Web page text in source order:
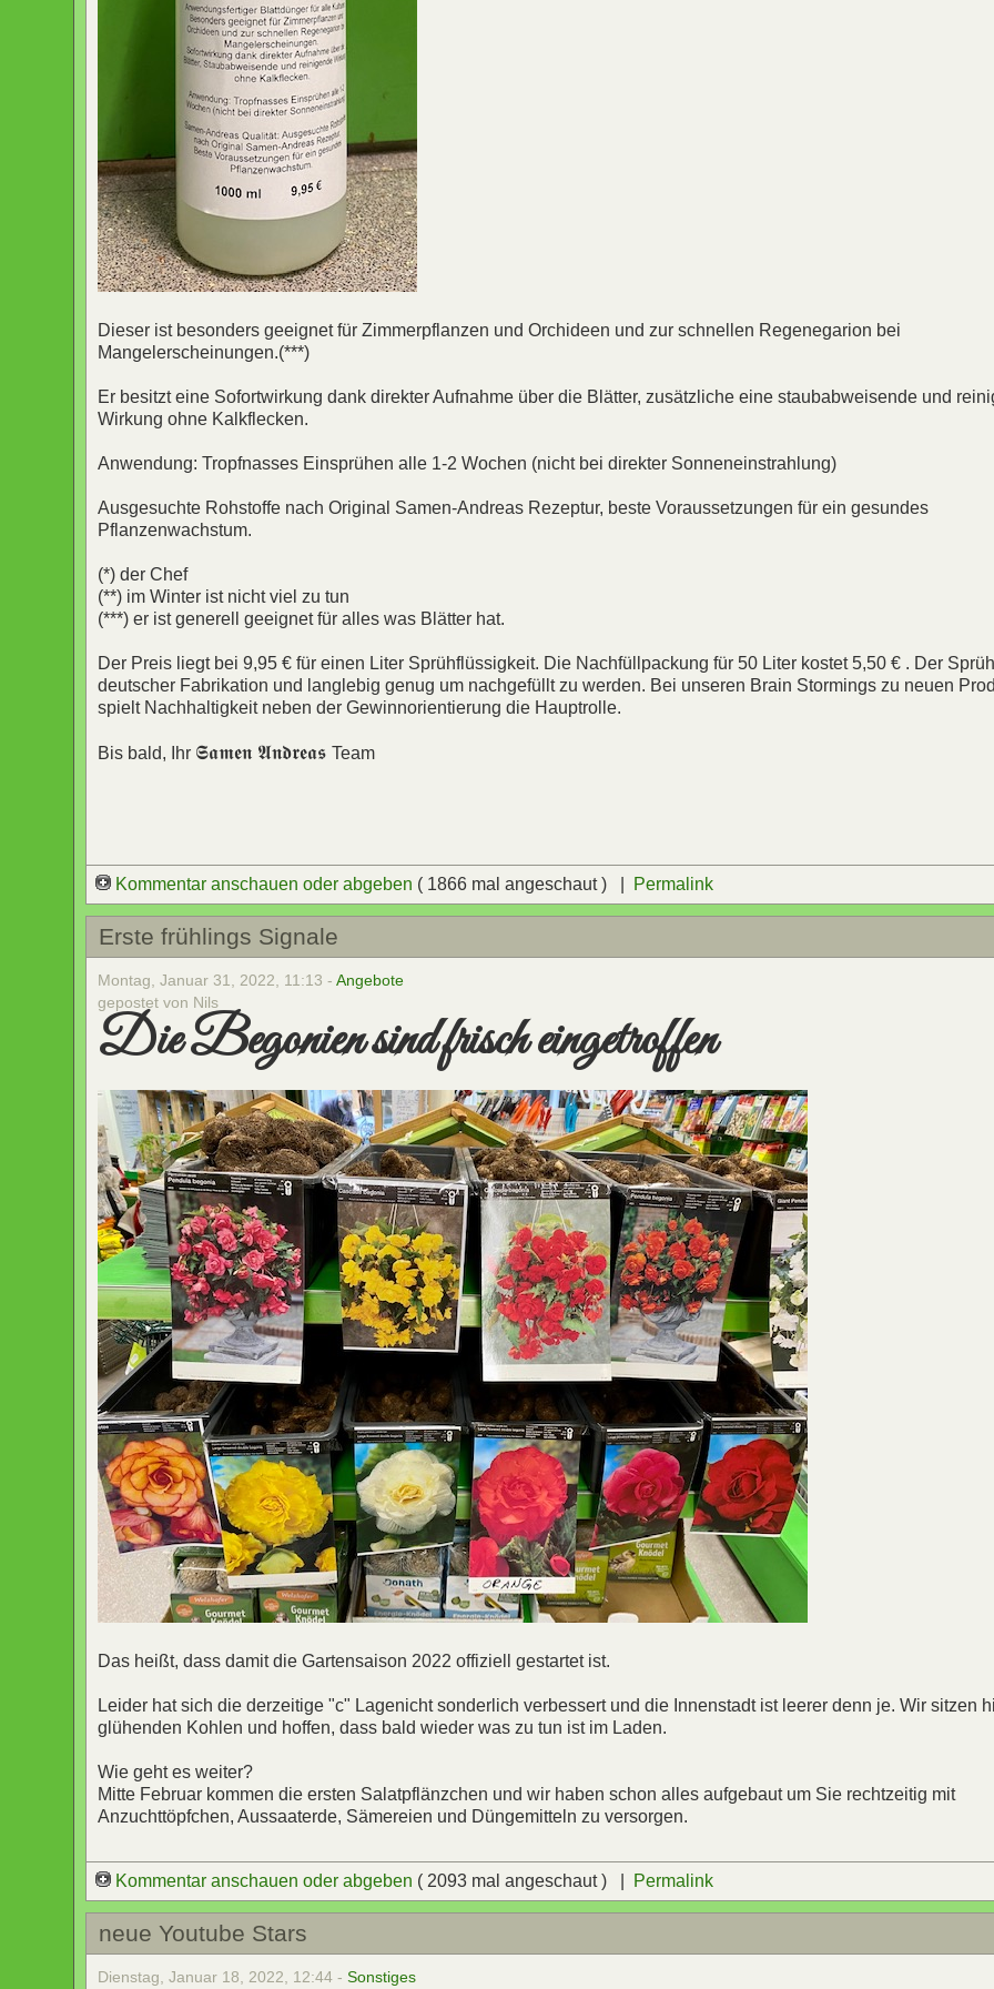
Dieser ist besonders geeignet für Zimmerpflanzen und Orchideen und zur schnellen Regenegarion bei
Mangelerscheinungen.(***)
Er besitzt eine Sofortwirkung dank direkter Aufnahme über die Blätter, zusätzliche eine staubabweisende und
Wirkung ohne Kalkflecken.
Anwendung: Tropfnasses Einsprühen alle 1-2 Wochen (nicht bei direkter Sonneneinstrahlung)
Ausgesuchte Rohstoffe nach Original Samen-Andreas Rezeptur, beste Voraussetzungen für ein gesundes
Pflanzenwachstum.
(*) der Chef
(**) im Winter ist nicht viel zu tun
(***) er ist generell geeignet für alles was Blätter hat.
Der Preis liegt bei 9,95 € für einen Liter Sprühflüssigkeit. Die Nachfüllpackung für 50 Liter kostet 5,50 € . Der
deutscher Fabrikation und langlebig genug um nachgefüllt zu werden. Bei unseren Brain Stormings zu neuen
spielt Nachhaltigkeit neben der Gewinnorientierung die Hauptrolle.
Bis bald, Ihr 𝕾𝖆𝖒𝖊𝖓 𝕬𝖓𝖉𝖗𝖊𝖆𝖘Team
Kommentar anschauen oder abgeben ( 1866 mal angeschaut ) | Permalink
Erste frühlings Signale
Montag, Januar 31, 2022, 11:13 -Angebote
gepostet von Nils
Die Begonien sind frisch eingetroffen
Das heißt, dass damit die Gartensaison 2022 offiziell gestartet ist.
Leider hat sich die derzeitige "c" Lagenicht sonderlich verbessert und die Innenstadt ist leerer denn je. Wir sitzen
glühenden Kohlen und hoffen, dass bald wieder was zu tun ist im Laden.
Wie geht es weiter?
Mitte Februar kommen die ersten Salatpflänzchen und wir haben schon alles aufgebaut um Sie rechtzeitig mit
Anzuchttöpfchen, Aussaaterde, Sämereien und Düngemitteln zu versorgen.
Kommentar anschauen oder abgeben ( 2093 mal angeschaut ) | Permalink
neue Youtube Stars
Dienstag, Januar 18, 2022, 12:44 -Sonstiges